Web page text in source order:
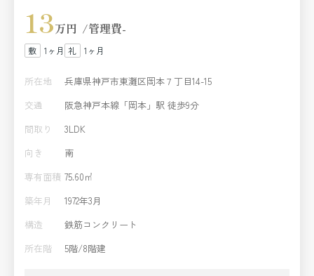
13万円 管理費-
1ヶ月 1ヶ月
所在地
兵庫県神戸市東灘区岡本７丁目14-15
交通
阪急神戸本線「岡本」駅 徒歩9分
間取り
3LDK
向き
南
専有面積 75.60㎡
築年月
1972年3月
構造
鉄筋コンクリート
所在階
5階/8階建